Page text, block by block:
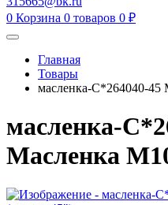
0 Корзина 0 товаров 0 ₽
Главная
Товары
масленка-С*264040-45
масленка-
Масленка